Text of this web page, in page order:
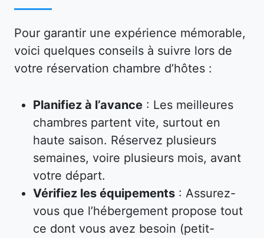
Pour garantir une expérience mémorable,
voici quelques conseils à suivre lors de
votre réservation chambre d’hôtes :
Planifiez à l’avance : Les meilleures
chambres partent vite, surtout en
haute saison. Réservez plusieurs
semaines, voire plusieurs mois, avant
votre départ.
Vérifiez les équipements : Assurez-
vous que l’hébergement propose tout
ce dont vous avez besoin (petit-